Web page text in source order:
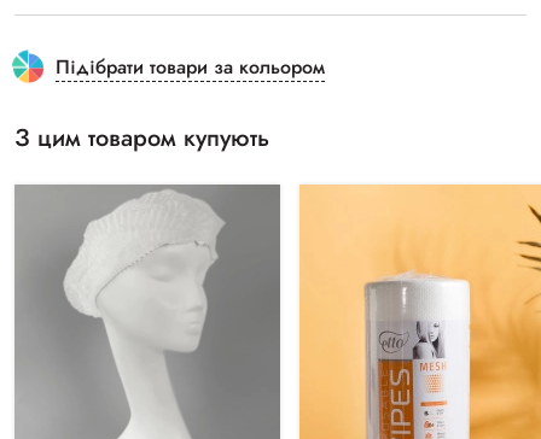
Підібрати товари за кольором
З цим товаром купують